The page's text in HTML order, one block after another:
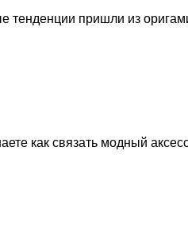
пришли из
как связать модный